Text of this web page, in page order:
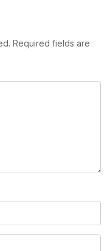
Required fields are